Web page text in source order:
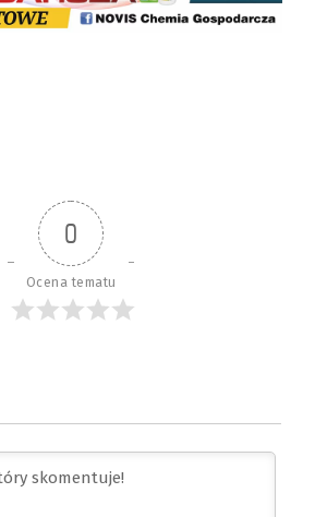
0
Ocena tematu